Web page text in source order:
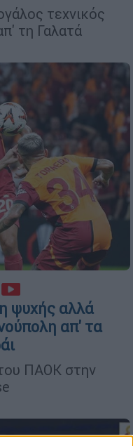
τεχνικός
τη Γαλατά
ψυχής αλλά
απ' τα
ΠΑΟΚ στην